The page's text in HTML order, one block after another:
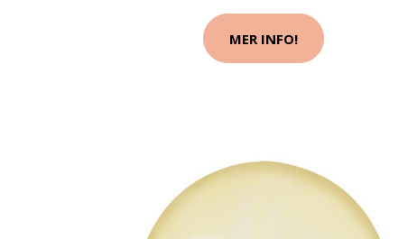
MER INFO!